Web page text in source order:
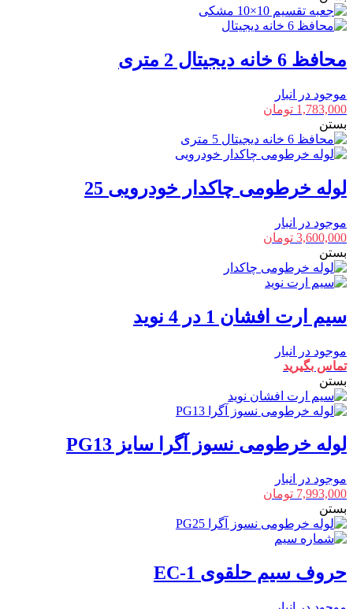
محافظ 6 خانه دیجیتال 2 متری
موجود در انبار
1,783,000 تومان
بستن
لوله خرطومی چاکدار خودرویی 25
موجود در انبار
3,600,000 تومان
بستن
سیم ارت افشان 1 در 4 نوید
موجود در انبار
تماس بگیرید
بستن
لوله خرطومی نسوز آگرا سایز PG13
موجود در انبار
7,993,000 تومان
بستن
حروف سیم حلقوی EC-1